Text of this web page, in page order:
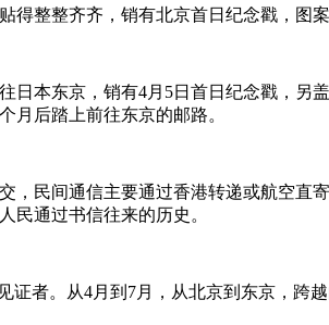
得整整齐齐，销有北京首日纪念戳，图
日本东京，销有4月5日首日纪念戳，
月后踏上前往东京的邮路。
，民间通信主要通过香港转递或航空
民通过书信往来的历史。
证者。从4月到7月，从北京到东京，跨